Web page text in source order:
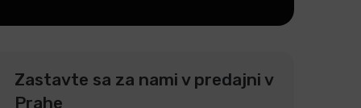
Zastavte sa za nami v predajni v
Prahe